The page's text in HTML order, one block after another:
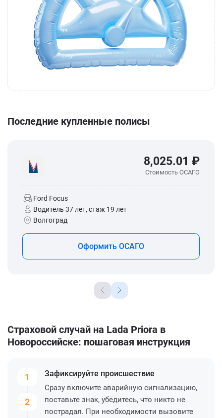
Последние купленные полисы
8,025.01 ₽
Стоимость ОСАГО
Ford Focus
Водитель 37 лет, стаж 19 лет
Волгоград
Оформить ОСАГО
Страховой случай на Lada Priora в
Новороссийске: пошаговая инструкция
1
2
Зафиксируйте происшествие
Сразу включите аварийную сигнализацию,
поставьте знак, убедитесь, что никто не
пострадал. При необходимости вызовите